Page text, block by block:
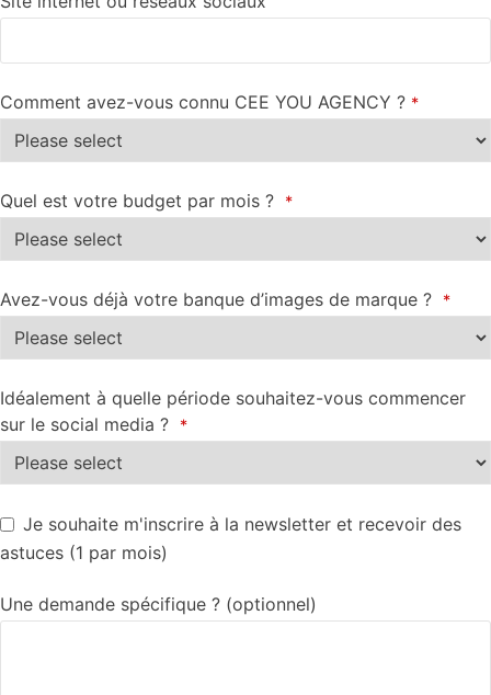
Comment avez-vous connu CEE YOU AGENCY ? *
Quel est votre budget par mois ? *
Avez-vous déjà votre banque d’images de marque ? *
Idéalement à quelle période souhaitez-vous commencer
sur le social media ?
*
Je souhaite m'inscrire à la newsletter et recevoir des
astuces (1 par mois)
Une demande spécifique ? (optionnel)